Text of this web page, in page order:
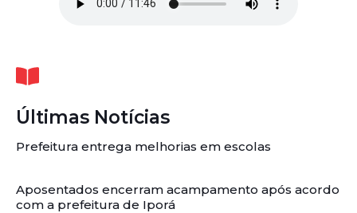
Últimas Notícias
Prefeitura entrega melhorias em escolas
Aposentados encerram acampamento após acordo
com a prefeitura de Iporá